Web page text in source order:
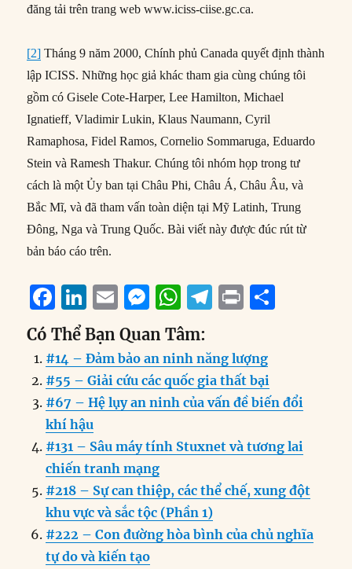
đăng tải trên trang web www.iciss-ciise.gc.ca.
[2] Tháng 9 năm 2000, Chính phủ Canada quyết định thành
lập ICISS. Những học giả khác tham gia cùng chúng tôi
gồm có Gisele Cote-Harper, Lee Hamilton, Michael
Ignatieff, Vladimir Lukin, Klaus Naumann, Cyril
Ramaphosa, Fidel Ramos, Cornelio Sommaruga, Eduardo
Stein và Ramesh Thakur. Chúng tôi nhóm họp trong tư
cách là một Ủy ban tại Châu Phi, Châu Á, Châu Âu, và
Bắc Mĩ, và đã tham vấn toàn diện tại Mỹ Latinh, Trung
Đông, Nga và Trung Quốc. Bài viết này được đúc rút từ
bản báo cáo trên.
F
a
c
e
b
o
o
k
Li
n
k
e
d
I
n
E
m
ai
l
M
e
ss
e
n
er
W
h
at
s
A
p
T
e
g
r
m
P
n
t
Có Thể Bạn Quan Tâm:
#14 – Đảm bảo an ninh năng lượng
#55 – Giải cứu các quốc gia thất bại
#67 – Hệ lụy an ninh của vấn đề biến đổi
khí hậu
#131 – Sâu máy tính Stuxnet và tương lai
chiến tranh mạng
#218 – Sự can thiệp, các thể chế, xung đột
khu vực và sắc tộc (Phần 1)
#222 – Con đường hòa bình của chủ nghĩa
tự do và kiến tạo